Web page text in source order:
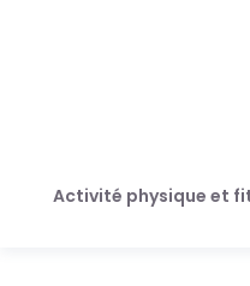
Activité physique et